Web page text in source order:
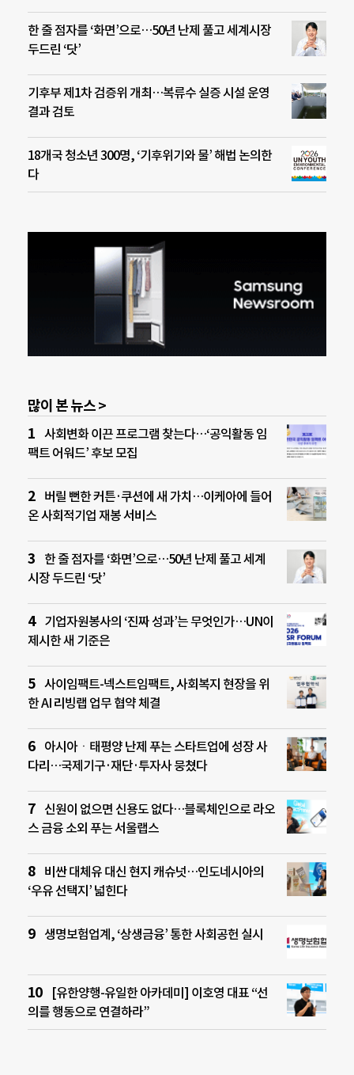
한 줄 점자를 ‘화면’으로…50년 난제 풀고 세계시장
두드린 ‘닷’
기후부 제1차 검증위 개최…복류수 실증 시설 운영
결과 검토
18개국 청소년 300명, ‘기후위기와 물’ 해법 논의한
다
많이 본 뉴스 >
사회변화 이끈 프로그램 찾는다…‘공익활동 임
팩트 어워드’ 후보 모집
버릴 뻔한 커튼·쿠션에 새 가치…이케아에 들어
온 사회적기업 재봉 서비스
한 줄 점자를 ‘화면’으로…50년 난제 풀고 세계
시장 두드린 ‘닷’
기업자원봉사의 ‘진짜 성과’는 무엇인가…UN이
제시한 새 기준은
사이임팩트-넥스트임팩트, 사회복지 현장을 위
한 AI 리빙랩 업무 협약 체결
아시아ㆍ태평양 난제 푸는 스타트업에 성장 사
다리…국제기구·재단·투자사 뭉쳤다
신원이 없으면 신용도 없다…블록체인으로 라오
스 금융 소외 푸는 서울랩스
비싼 대체유 대신 현지 캐슈넛…인도네시아의
‘우유 선택지’ 넓힌다
생명보험업계, ‘상생금융’ 통한 사회공헌 실시
[유한양행-유일한 아카데미] 이호영 대표 “선
의를 행동으로 연결하라”